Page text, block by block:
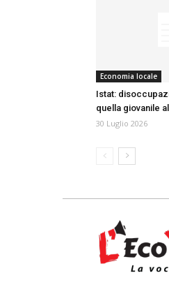
Economia locale
Istat:
quella giovanile
30 Luglio 2026